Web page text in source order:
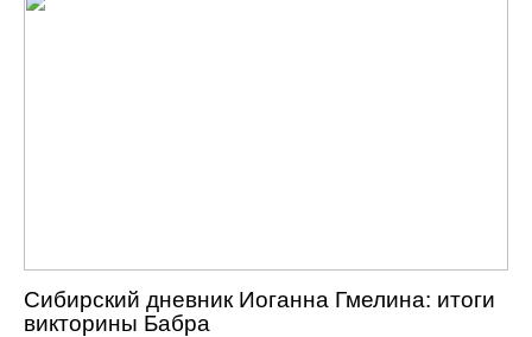
Сибирский дневник Иоганна Гмелина: итоги
викторины Бабра